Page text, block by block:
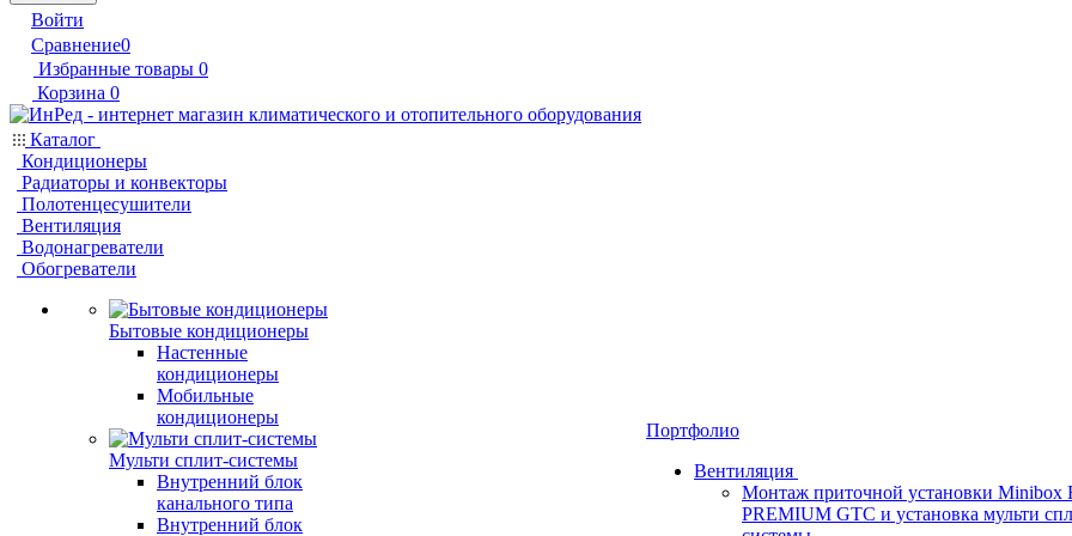
Войти
Сравнение0
Избранные товары 0
Корзина 0
Каталог
Кондиционеры
Радиаторы и конвекторы
Полотенцесушители
Вентиляция
Водонагреватели
Обогреватели
Бытовые кондиционеры
Настенные
кондиционеры
Мобильные
кондиционеры
Мульти сплит-системы
Внутренний блок
канального типа
Внутренний блок
Портфолио
Вентиляция
Монтаж приточной установки Minibox
PREMIUM GTC и установка мульти